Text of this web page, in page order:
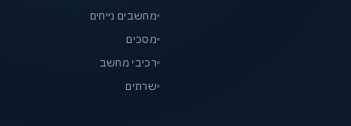
מחשבים נייחים
מסכים
רכיבי מחשב
שרתים